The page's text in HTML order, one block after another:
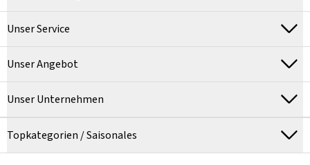
Unser Service
Unser Angebot
Unser Unternehmen
Topkategorien / Saisonales